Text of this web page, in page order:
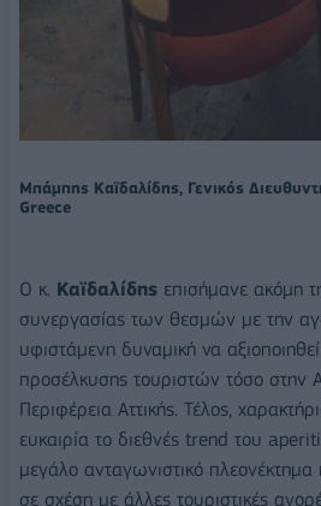
Μπάμπης Καϊδαλίδης, Γενικός
Greece
Ο κ. Καϊδαλίδης επισήμανε ακόμη
συνεργασίας των θεσμών με την
υφιστάμενη δυναμική να
προσέλκυσης τουριστών τόσο στην
Περιφέρεια Αττικής. Τέλος,
ευκαιρία το διεθνές trend του
μεγάλο ανταγωνιστικό
σε σχέση με άλλες τουριστικές